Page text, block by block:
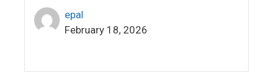
epal
February 18, 2026